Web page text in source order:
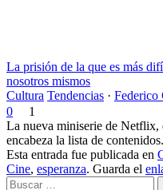
La prisión de la que es más
nosotros mismos
Cultura Tendencias · Federico
0
1
La nueva miniserie de Netflix,
encabeza la lista de
Esta entrada fue publicada en
Cine, esperanza. Guarda el
Buscar